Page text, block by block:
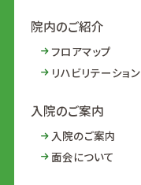
院内のご紹介
フロアマップ
リハビリテーション
入院のご案内
入院のご案内
面会について